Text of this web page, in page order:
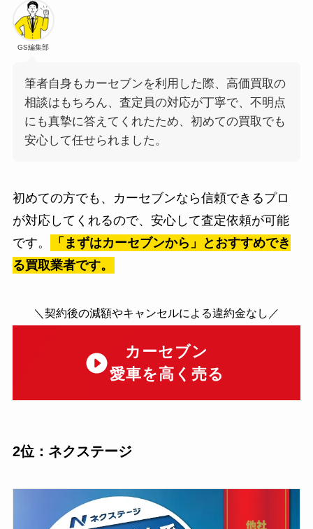
GS編集部
筆者自身もカーセブンを利用した際、高価買取の
相談はもちろん、査定員の対応が丁寧で、不明点
にも真摯に答えてくれたため、初めての買取でも
安心して任せられました。
初めての方でも、カーセブンなら信頼できるプロ
が対応してくれるので、安心して査定依頼が可能
です。
「まずはカーセブンから」とおすすめでき
る買取業者です。
＼契約後の減額やキャンセルによる違約金なし／
カーセブン
愛車を高く売る
2位：ネクステージ